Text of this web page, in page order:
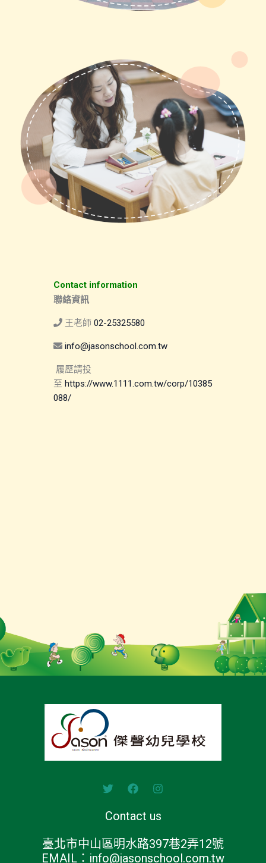
Contact information
聯絡資訊
王老師 02-25325580
info@jasonschool.com.tw
履歷請投
至 https://www.1111.com.tw/corp/10385
088/
Contact us
臺北市中山區明水路397巷2弄12號
EMAIL：info@jasonschool.com.tw